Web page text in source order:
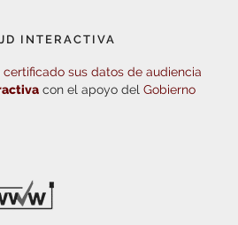
INTERACTIVA
certificado sus datos de audiencia
con el apoyo del Gobierno